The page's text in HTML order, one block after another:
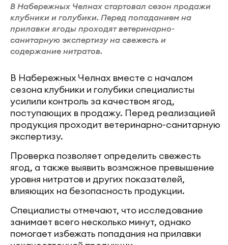
В Набережных Челнах стартовал сезон продажи
клубники и голубики. Перед попаданием на
прилавки ягоды проходят ветеринарно-
санитарную экспертизу на свежесть и
содержание нитратов.
В Набережных Челнах вместе с началом
сезона клубники и голубики специалисты
усилили контроль за качеством ягод,
поступающих в продажу. Перед реализацией
продукция проходит ветеринарно-санитарную
экспертизу.
Проверка позволяет определить свежесть
ягод, а также выявить возможное превышение
уровня нитратов и других показателей,
влияющих на безопасность продукции.
Специалисты отмечают, что исследование
занимает всего несколько минут, однако
помогает избежать попадания на прилавки